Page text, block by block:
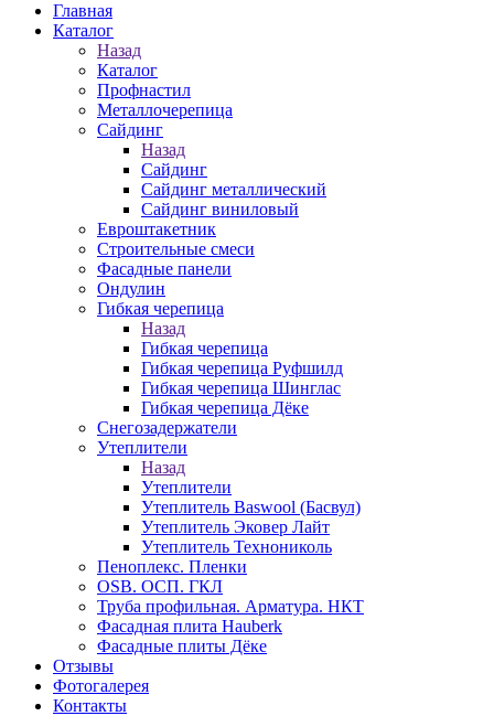
Главная
Каталог
Назад
Каталог
Профнастил
Металлочерепица
Сайдинг
Назад
Сайдинг
Сайдинг металлический
Сайдинг виниловый
Евроштакетник
Строительные смеси
Фасадные панели
Ондулин
Гибкая черепица
Назад
Гибкая черепица
Гибкая черепица Руфшилд
Гибкая черепица Шинглас
Гибкая черепица Дёке
Снегозадержатели
Утеплители
Назад
Утеплители
Утеплитель Baswool (Басвул)
Утеплитель Эковер Лайт
Утеплитель Технониколь
Пеноплекс. Пленки
OSB. ОСП. ГКЛ
Труба профильная. Арматура. НКТ
Фасадная плита Hauberk
Фасадные плиты Дёке
Отзывы
Фотогалерея
Контакты